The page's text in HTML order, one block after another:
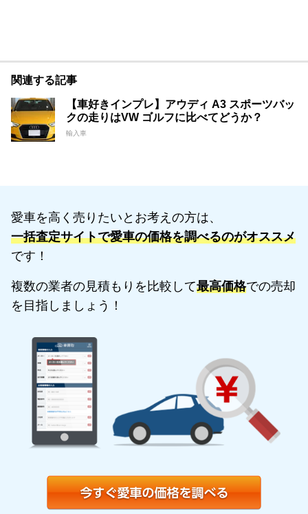
関連する記事
【車好きインプレ】アウディ A3 スポーツバッ
クの走りはVW ゴルフに比べてどうか？
輸入車
愛車を高く売りたいとお考えの方は、
一括査定サイトで愛車の価格を調べるのがオススメ
です！
複数の業者の見積もりを比較して最高価格での売却
を目指しましょう！